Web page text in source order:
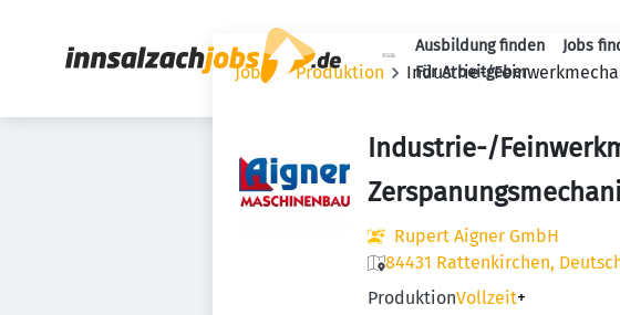
Ausbildung finden Jobs
Für Arbeitgeber
Jobs Produktion Industrie-/
Industrie-/
Rupert Aigner GmbH
84431 Rattenkirchen,
ProduktionVollzeit+